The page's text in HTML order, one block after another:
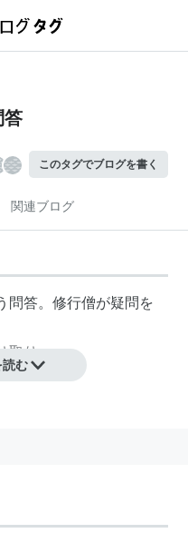
答
このタグでブログを書く
関連ブログ
問答。修行僧が疑問を
取り。
む